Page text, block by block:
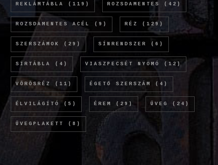
REKLÁMTÁBLA (119) ROZSDAMENTES (42)
ROZSDAMENTES ACÉL (9) RÉZ (129)
SZERSZÁMOK (29) SÍNRENDSZER (6)
SÍRTÁBLA (4) VIASZPECSÉT NYOMÓ (12)
VÖRÖSRÉZ (11) ÉGETŐ SZERSZÁM (4)
ÉLVILÁGÍTÓ (5) ÉREM (29) ÜVEG (24)
ÜVEGPLAKETT (8)